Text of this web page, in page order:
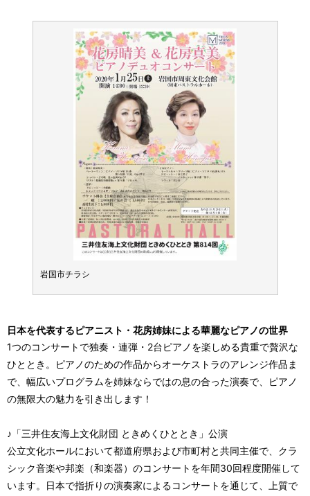
岩国市チラシ
日本を代表するピアニスト・花房姉妹による華麗なピアノの世界
1つのコンサートで独奏・連弾・2台ピアノを楽しめる貴重で贅沢な
ひととき。ピアノのための作品からオーケストラのアレンジ作品ま
で、幅広いプログラムを姉妹ならではの息の合った演奏で、ピアノ
の無限大の魅力を引き出します！
♪「三井住友海上文化財団 ときめくひととき」公演
公立文化ホールにおいて都道府県および市町村と共同主催で、クラ
シック音楽や邦楽（和楽器）のコンサートを年間30回程度開催して
います。日本で指折りの演奏家によるコンサートを通じて、上質で